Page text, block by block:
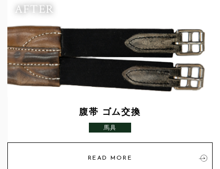
AFTER
腹帯 ゴム交換
馬具
READ MORE